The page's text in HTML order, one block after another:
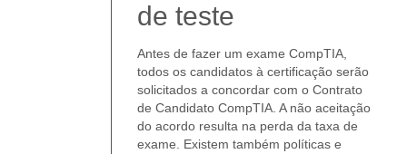
de teste
Antes de fazer um exame CompTIA,
todos os candidatos à certificação serão
solicitados a concordar com o Contrato
de Candidato CompTIA. A não aceitação
do acordo resulta na perda da taxa de
exame. Existem também políticas e